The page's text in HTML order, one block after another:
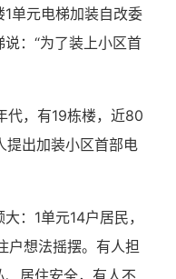
单元电梯加装自改委
：“为了装上小区首
代，有19栋楼，近80
出加装小区首部电
：1单元14户居民，
户想法摇摆。有人担